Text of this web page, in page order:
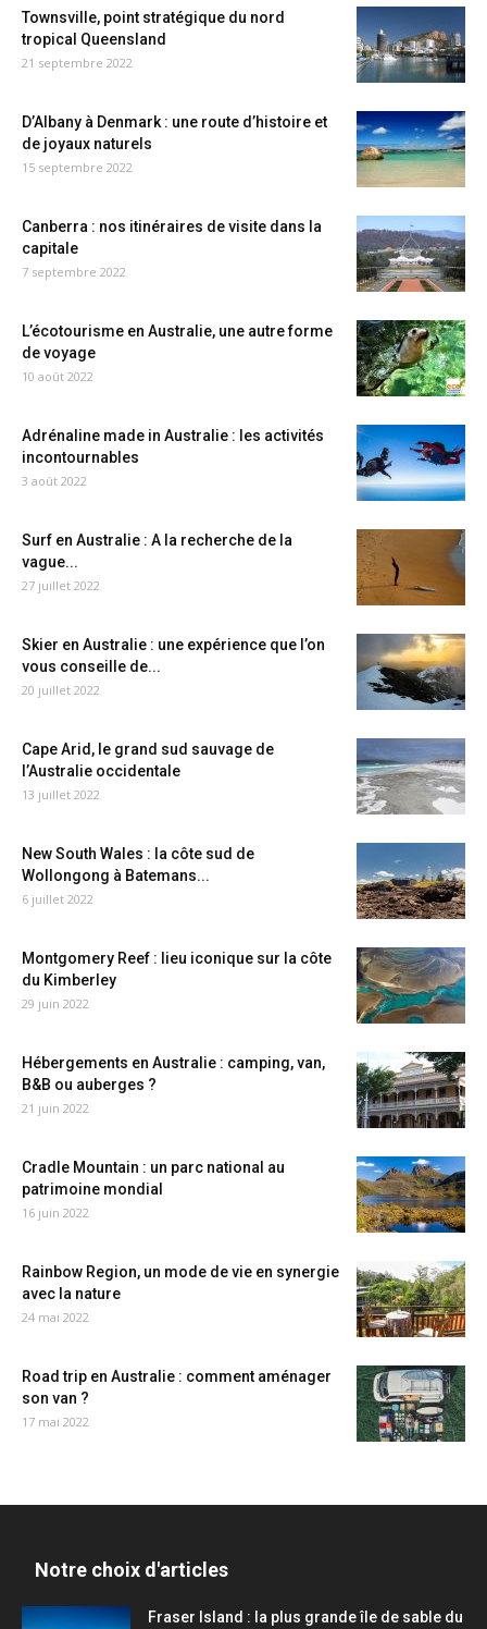
Townsville, point stratégique du nord
tropical Queensland
21 septembre 2022
D’Albany à Denmark : une route d’histoire et
de joyaux naturels
15 septembre 2022
Canberra : nos itinéraires de visite dans la
capitale
7 septembre 2022
L’écotourisme en Australie, une autre forme
de voyage
10 août 2022
Adrénaline made in Australie : les activités
incontournables
3 août 2022
Surf en Australie : A la recherche de la
vague...
27 juillet 2022
Skier en Australie : une expérience que l’on
vous conseille de...
20 juillet 2022
Cape Arid, le grand sud sauvage de
l’Australie occidentale
13 juillet 2022
New South Wales : la côte sud de
Wollongong à Batemans...
6 juillet 2022
Montgomery Reef : lieu iconique sur la côte
du Kimberley
29 juin 2022
Hébergements en Australie : camping, van,
B&B ou auberges ?
21 juin 2022
Cradle Mountain : un parc national au
patrimoine mondial
16 juin 2022
Rainbow Region, un mode de vie en synergie
avec la nature
24 mai 2022
Road trip en Australie : comment aménager
son van ?
17 mai 2022
Notre choix d'articles
Fraser Island : la plus grande île de sable du